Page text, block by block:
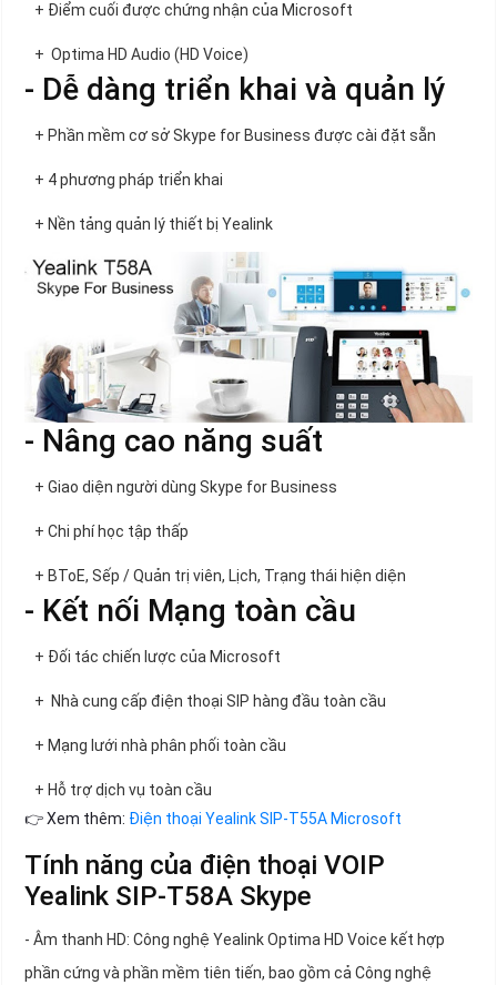
+ Điểm cuối được chứng nhận của Microsoft
+ Optima HD Audio (HD Voice)
- Dễ dàng triển khai và quản lý
+ Phần mềm cơ sở Skype for Business được cài đặt sẵn
+ 4 phương pháp triển khai
+ Nền tảng quản lý thiết bị Yealink
- Nâng cao năng suất
+ Giao diện người dùng Skype for Business
+ Chi phí học tập thấp
+ BToE, Sếp / Quản trị viên, Lịch, Trạng thái hiện diện
- Kết nối Mạng toàn cầu
+ Đối tác chiến lược của Microsoft
+ Nhà cung cấp điện thoại SIP hàng đầu toàn cầu
+ Mạng lưới nhà phân phối toàn cầu
+ Hỗ trợ dịch vụ toàn cầu
👉 Xem thêm: Điện thoại Yealink SIP-T55A Microsoft
Tính năng của điện thoại VOIP
Yealink SIP-T58A Skype
- Âm thanh HD: Công nghệ Yealink Optima HD Voice kết hợp
phần cứng và phần mềm tiên tiến, bao gồm cả Công nghệ